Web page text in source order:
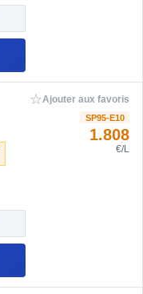
☆Ajouter aux favoris
SP95-E10
1.808
€/L